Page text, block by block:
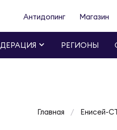
Антидопинг Магазин
РЕГИОНЫ
Главная Енисей-